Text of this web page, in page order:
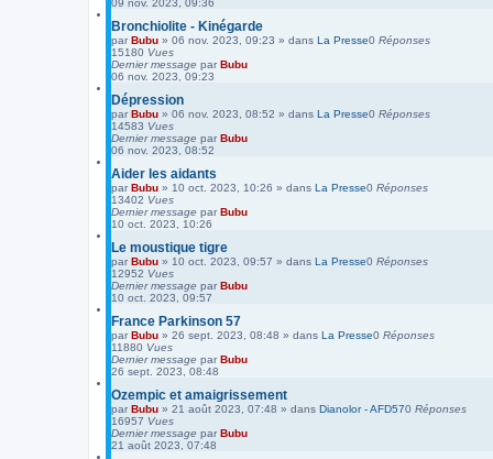
Bronchiolite - Kinégarde
par Bubu » 06 nov. 2023, 09:23 » dans La Presse0 Réponses
15180 Vues
Dernier message par Bubu
06 nov. 2023, 09:23
Dépression
par Bubu » 06 nov. 2023, 08:52 » dans La Presse0 Réponses
14583 Vues
Dernier message par Bubu
06 nov. 2023, 08:52
Aider les aidants
par Bubu » 10 oct. 2023, 10:26 » dans La Presse0 Réponses
13402 Vues
Dernier message par Bubu
10 oct. 2023, 10:26
Le moustique tigre
par Bubu » 10 oct. 2023, 09:57 » dans La Presse0 Réponses
12952 Vues
Dernier message par Bubu
10 oct. 2023, 09:57
France Parkinson 57
par Bubu » 26 sept. 2023, 08:48 » dans La Presse0 Réponses
11880 Vues
Dernier message par Bubu
26 sept. 2023, 08:48
Ozempic et amaigrissement
par Bubu » 21 août 2023, 07:48 » dans Dianolor - AFD570 Réponses
16957 Vues
Dernier message par Bubu
21 août 2023, 07:48